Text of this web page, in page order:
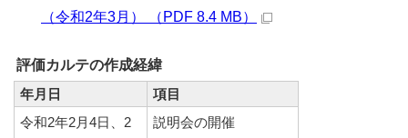
（令和2年3月） （PDF 8.4 MB）
評価カルテの作成経緯
年月日
項目
令和2年2月4日、2
説明会の開催